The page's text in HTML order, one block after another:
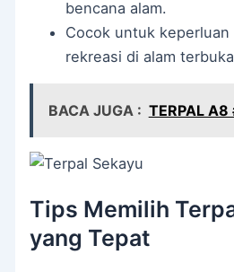
bencana alam.
Cocok untuk keperluan
rekreasi di alam
BACA JUGA : TERPAL A8
Tips Memilih
yang Tepat